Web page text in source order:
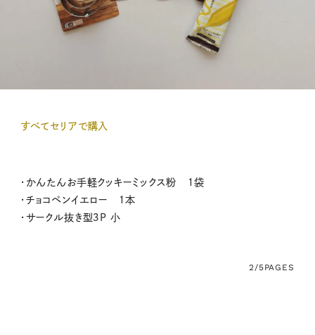
すべてセリアで購入
・かんたんお手軽クッキーミックス粉 １袋
・チョコペンイエロー １本
・サークル抜き型３P 小
2/5PAGES